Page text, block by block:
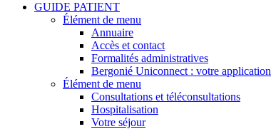
GUIDE PATIENT
Élément de menu
Annuaire
Accès et contact
Formalités administratives
Bergonié Uniconnect : votre application
Élément de menu
Consultations et téléconsultations
Hospitalisation
Votre séjour